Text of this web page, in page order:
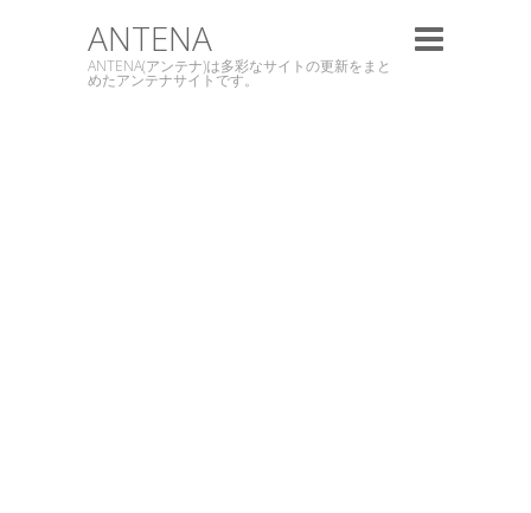
ANTENA
ANTENA(アンテナ)は多彩なサイトの更新をまと
めたアンテナサイトです。